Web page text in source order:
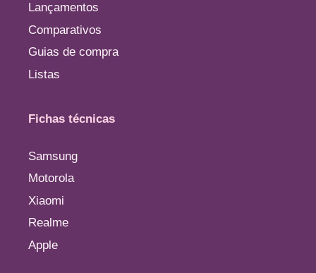
Lançamentos
Comparativos
Guias de compra
Listas
Fichas técnicas
Samsung
Motorola
Xiaomi
Realme
Apple